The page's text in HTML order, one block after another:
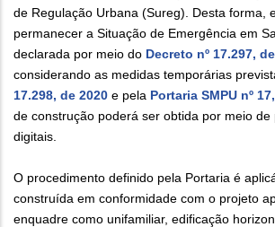
de Regulação Urbana (Sureg). Desta forma,
permanecer a Situação de Emergência em
declarada por meio do Decreto nº 17.297,
considerando as medidas temporárias
17.298, de 2020 e pela Portaria SMPU nº
de construção poderá ser obtida por meio de
digitais.
O procedimento definido pela Portaria é
construída em conformidade com o projeto
enquadre como unifamiliar, edificação